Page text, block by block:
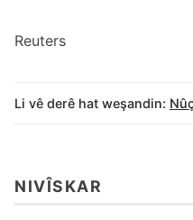
Reuters
Li vê derê hat weşandin:
NIVÎSKAR